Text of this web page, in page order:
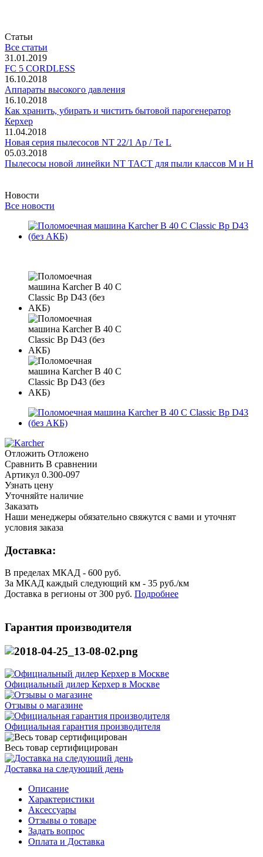
Статьи
Все статьи
31.01.2019
FC 5 CORDLESS
16.10.2018
Аппараты высокого давления
16.10.2018
Как хранить, убирать и чистить бытовой парогенератор
Керхер
11.04.2018
Новая серия пылесосов NT 22/1 Ap / Te L
05.03.2018
Пылесосы новой линейки NT TACT для пыли классов M и H
Новости
Все новости
Отложить Отложено
Сравнить В сравнении
Артикул 0.300-097
Узнать цену
Уточняйте наличие
Заказать
Наши менеджеры обязательно свяжутся с вами и уточнят
условия заказа
Доставка:
В пределах МКАД - 600 руб.
За МКАД каждый следующий км - 35 руб./км
Доставка в регионы от 300 руб. Подробнее
Гарантия производителя
Официальный дилер Керхер в Москве
Отзывы о магазине
Официальная гарантия производителя
Весь товар сертифицирован
Доставка на следующий день
Описание
Характеристики
Аксессуары
Отзывы о товаре
Задать вопрос
Оплата и Доставка